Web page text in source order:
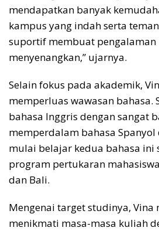
mendapatkan banyak
kampus yang indah serta
suportif membuat pengalaman
menyenangkan,” ujarnya.
Selain fokus pada akademik,
memperluas wawasan bahasa.
bahasa Inggris dengan sangat
memperdalam bahasa Spanyol
mulai belajar kedua bahasa ini
program pertukaran
dan Bali.
Mengenai target studinya, Vina
menikmati masa-masa kuliah